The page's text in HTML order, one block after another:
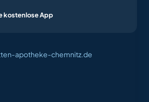
kostenlose App
apotheke-chemnitz.de